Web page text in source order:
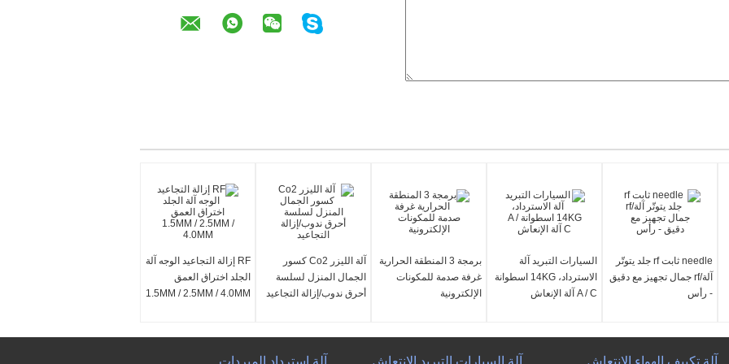
RF إزالة التجاعيد الوجه آلة
الجلد اختراق العمق
1.5MM / 2.5MM / 4.0MM
آلة الليزر Co2 كسور
الجمال المنزل لسلسة
أحرق ندوب/إزالة التجاعيد
برمجة 3 المنطقة الحرارية
غرفة صدمة للمكونات
الإلكترونية
السيارات التبريد آلة
الاسترداد، 14KG اسطوانة
A / C آلة الإنعاش
needle ثابت rf جلد يتوتّر
آلة/rf جمال تجهيز مع دقيق
- رأس
آلة استرداد المبردات آلة السيارات التبريد الانتعاش آلة تكييف الهواء الانتعاش